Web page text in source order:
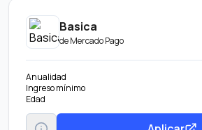
Basica
deMercado Pago
Anualidad
Ingreso mínimo
Edad